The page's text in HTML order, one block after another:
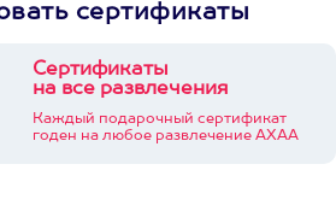
сертификаты
Сертификаты
на все развлечения
Каждый подарочный сертификат
годен на любое развлечение АХАА